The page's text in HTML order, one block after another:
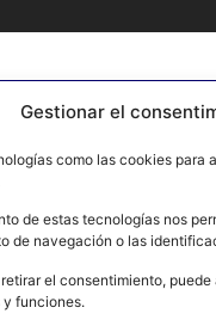
Gestionar el
como las cookies para
de estas tecnologías nos
de navegación o las
el consentimiento,
funciones.